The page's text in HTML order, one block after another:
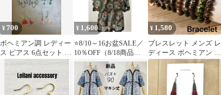
¥ 700
ボヘミアン調 レディー
ス ピアス 6点セット エ
スニック
¥ 1,600
⭐8/10～16お盆SALE／
10％OFF（8/18商品発
送）⭐【美品★】ボヘ
ミアン チュニック ワー
ルド CE2 ビーズ スパ
ンコール ペイズリー柄
¥ 1,580
ブレスレット メンズ レ
ディース ボヘミアン ア
ジアン まとめ売り ウッ